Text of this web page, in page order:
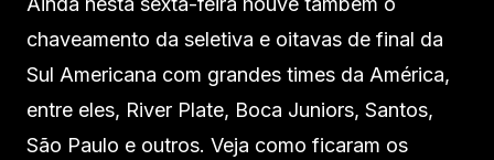
chaveamento da seletiva e oitavas de final da
Sul Americana com grandes times da América,
entre eles, River Plate, Boca Juniors, Santos,
São Paulo e outros. Veja como ficaram os